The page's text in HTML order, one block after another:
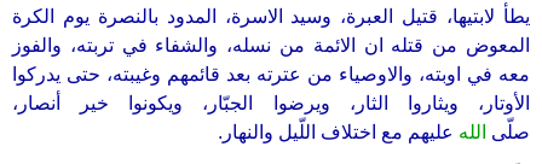
يطأ لابتيها، قتيل العبرة، وسيد الاسرة، المدود بالنصرة يوم الكرة
المعوض من قتله ان الائمة من نسله، والشفاء في تربته، والفوز
معه في اوبته، والاوصياء من عترته بعد قائمهم وغيبته، حتى يدركوا
الأوتار، ويثاروا الثار، ويرضوا الجبّار، ويكونوا خير أنصار،
صلّى الله عليهم مع اختلاف اللّيل والنهار.